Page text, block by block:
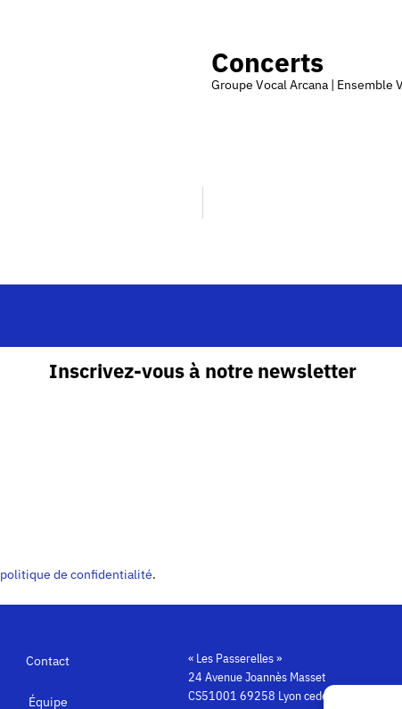
Concerts
Groupe Vocal Arcana | Ensemble
Inscrivez-vous à notre newsletter
politique de confidentialité.
Contact
Équipe
« Les Passerelles »
24 Avenue Joannès Masset
CS51001 69258 Lyon cedex 09